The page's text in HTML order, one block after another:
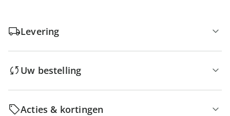
Levering
Uw bestelling
Acties & kortingen